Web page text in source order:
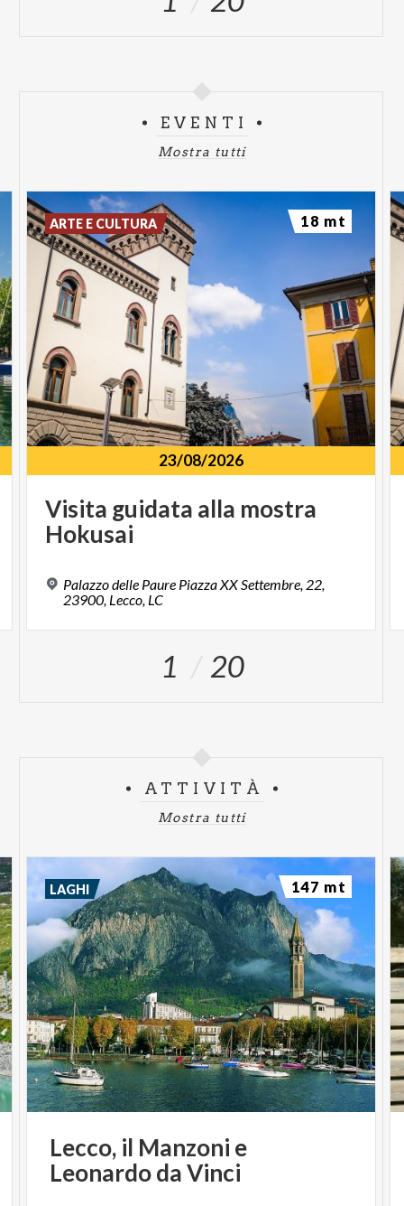
EVENTI
Mostra tutti
23/08/2026
Visita guidata alla mostra
Hokusai
Palazzo delle Paure Piazza XX Settembre, 22,
23900, Lecco, LC
ARTE E CULTURA 18 mt
1 20
ATTIVITÀ
Mostra tutti
Lecco, il Manzoni e
LeonardodaVinci
LAGHI 147 mt